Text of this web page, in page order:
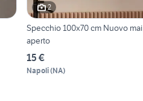
2
Specchio 100x70 cm Nuovo mai
aperto
15 €
Napoli(NA)